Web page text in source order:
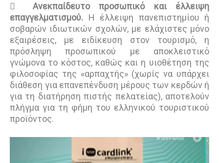

Ανεκπαίδευτο προσωπικό και έλλειψη
επαγγελματισμού. Η έλλειψη πανεπιστημίου ή
σοβαρών ιδιωτικών σχολών, με ελάχιστες μόνο
εξαιρέσεις, με ειδίκευση στον τουρισμό, η
πρόσληψη προσωπικού με αποκλειστικό
γνώμονα το κόστος, καθώς και η υιοθέτηση της
φιλοσοφίας της «αρπαχτής» (χωρίς να υπάρχει
διάθεση για επανεπένδυση μέρους των κερδών ή
για τη διατήρηση πιστής πελατείας), αποτελούν
πλήγμα για τη φήμη του ελληνικού τουριστικού
προϊόντος.